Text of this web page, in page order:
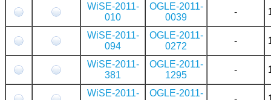
WiSE-2011-
010
OGLE-2011-
0039
-
WiSE-2011-
094
OGLE-2011-
0272
-
WiSE-2011-
381
OGLE-2011-
1295
-
WiSE-2011-
OGLE-2011-